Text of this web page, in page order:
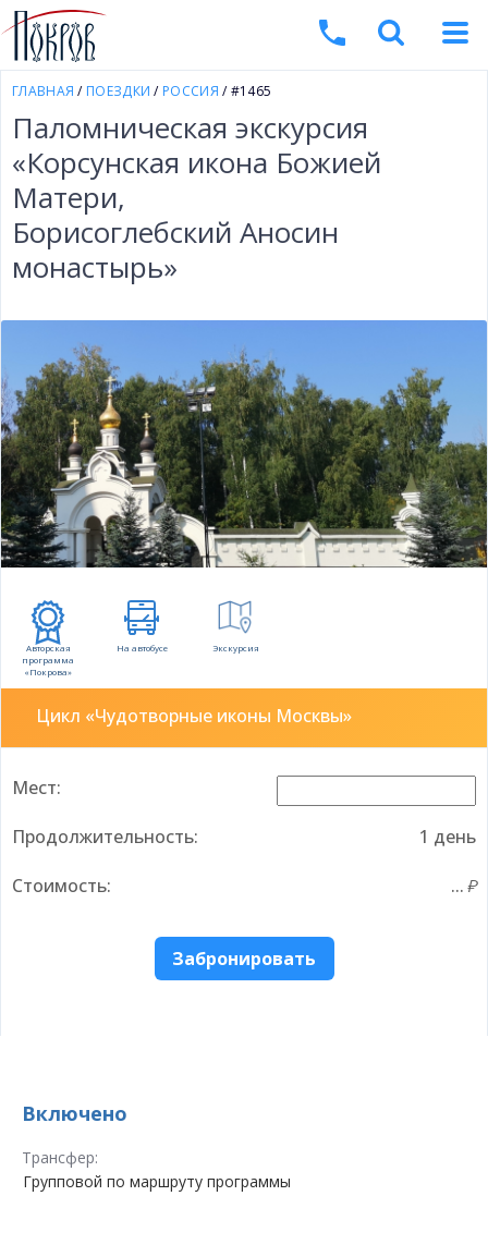
ГЛАВНАЯ / ПОЕЗДКИ / РОССИЯ / #1465
Паломническая экскурсия
«Корсунская икона Божией
Матери,
Борисоглебский Аносин
монастырь»
Авторская
программа
«Покрова»
На автобусе Экскурсия
Цикл «Чудотворные иконы Москвы»
Мест:
Продолжительность: 1 день
Стоимость: ...
Забронировать
Включено
Трансфер:
Групповой по маршруту программы